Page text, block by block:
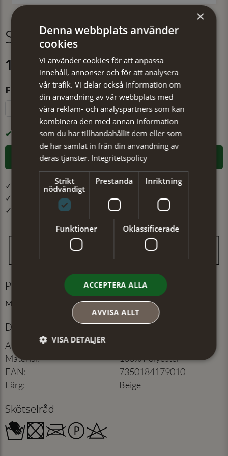
Scarf Minou beige
179 kr Köp 2 scarves för 299 kr
Färg
Beige
I LAGER
LÄGG I VARUKORGEN
✓ Öppet köp i 30 dagar ✓ Fri frakt från 499 kr
✓ Din beställning skickas inom 1-2 vardagar
✓ Snabb leverans från vårt lager i Jönköping
Produktinformation
Mått: 70x70 cm
Detaljer
Artikelnummer:
Material:
100% Polyester
EAN:
7350184179010
Färg: Beige
Skötselråd
×
Denna webbplats använder
cookies
Vi använder cookies för att anpassa
innehåll, annonser och för att analysera
vår trafik. Vi delar också information om
din användning av vår webbplats med
våra reklam- och analyspartners som kan
kombinera den med annan information
som du har tillhandahållit dem eller som
de har samlat in från din användning av
deras tjänster. Integritetspolicy
Strikt
nödvändigt
Prestanda Inriktning
Funktioner Oklassificerade
ACCEPTERA ALLA
AVVISA ALLT
VISA DETALJER